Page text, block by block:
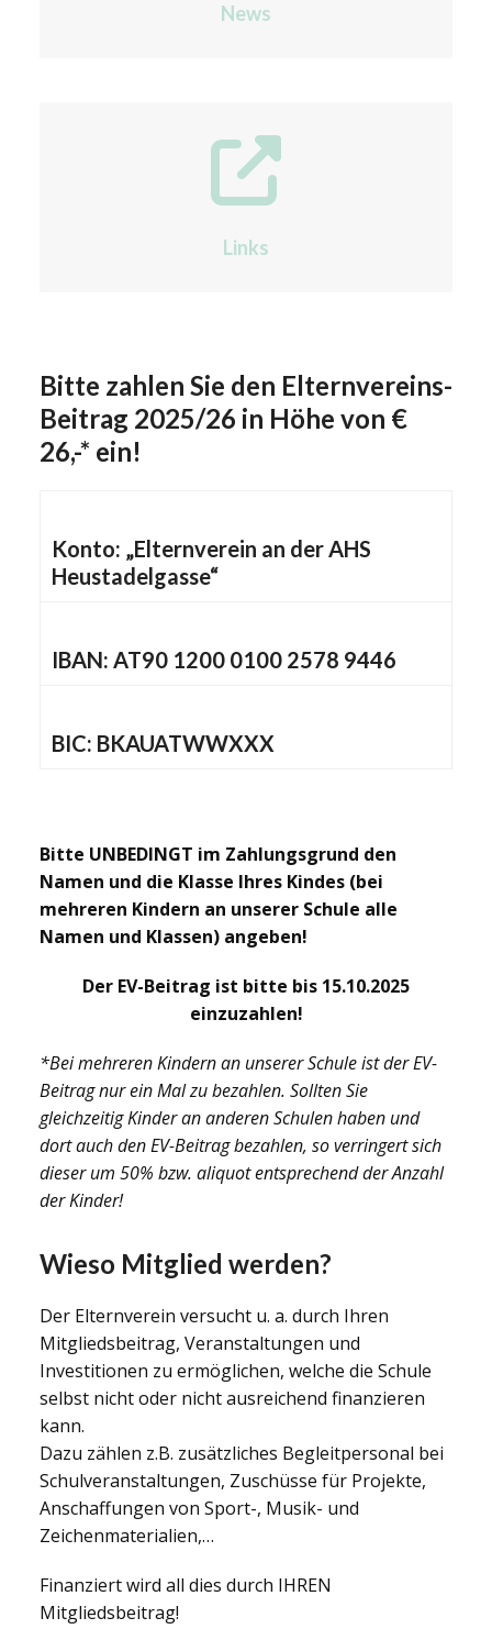
News
Links
Bitte zahlen Sie den Elternvereins-
Beitrag 2025/26 in Höhe von €
26,-* ein!
Konto: „Elternverein an der AHS
Heustadelgasse“
IBAN: AT90 1200 0100 2578 9446
BIC: BKAUATWWXXX
Bitte UNBEDINGT im Zahlungsgrund den
Namen und die Klasse Ihres Kindes (bei
mehreren Kindern an unserer Schule alle
Namen und Klassen) angeben!
Der EV-Beitrag ist bitte bis 15.10.2025
einzuzahlen!
*Bei mehreren Kindern an unserer Schule ist der EV-
Beitrag nur ein Mal zu bezahlen. Sollten Sie
gleichzeitig Kinder an anderen Schulen haben und
dort auch den EV-Beitrag bezahlen, so verringert sich
dieser um 50% bzw. aliquot entsprechend der Anzahl
der Kinder!
Wieso Mitglied werden?
Der Elternverein versucht u. a. durch Ihren
Mitgliedsbeitrag, Veranstaltungen und
Investitionen zu ermöglichen, welche die Schule
selbst nicht oder nicht ausreichend finanzieren
kann.
Dazu zählen z.B. zusätzliches Begleitpersonal bei
Schulveranstaltungen, Zuschüsse für Projekte,
Anschaffungen von Sport-, Musik- und
Zeichenmaterialien,…
Finanziert wird all dies durch IHREN
Mitgliedsbeitrag!